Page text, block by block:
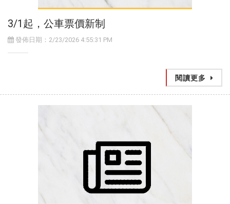
3/1起，公車票價新制
發佈日期：2/23/2026 4:55:31 PM
閱讀更多